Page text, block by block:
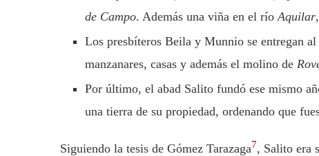
de Campo. Además una viña en el río Aquilar
Los presbíteros Beila y Munnio se entregan
manzanares, casas y además el molino de
Por último, el abad Salito fundó ese mismo
una tierra de su propiedad, ordenando que
Siguiendo la tesis de Gómez Tarazaga7, Salito era